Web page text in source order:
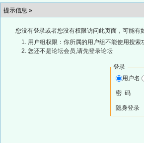
提示信息 »
您没有登录或者您没有权限访问此页面，可能有
用户组权限：你所属的用户组不能使用搜索
您还不是论坛会员,请先登录论坛
登录
用户名
密 码
隐身登录